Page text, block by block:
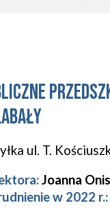
ul. T.
Joanna
w 2022 r.: